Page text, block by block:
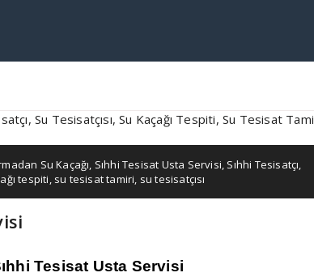
Su Kaçağı, Sıhhi Tesisat Usta Servisi, Sıhhi Tesisatçı,
tespiti, su tesisat tamiri, su tesisatçısı
Tesisat Usta Servisi